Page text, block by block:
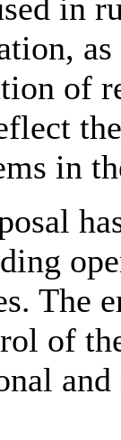
in
of
in
The
of